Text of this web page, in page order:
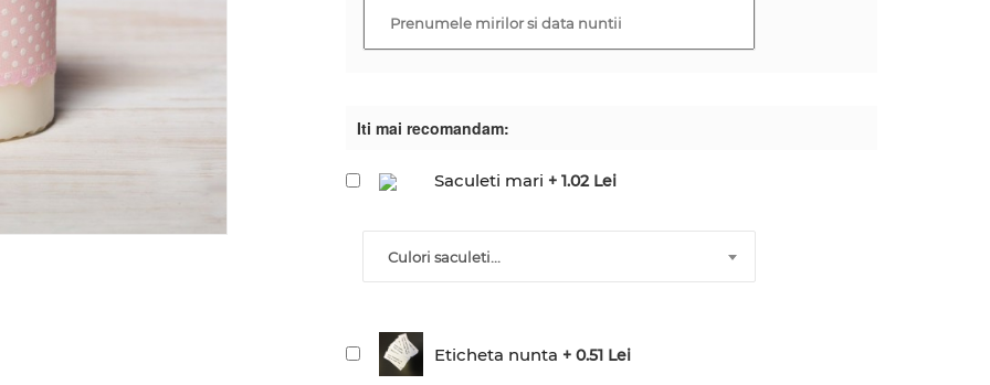
Iti mai recomandam:
Saculeti mari + 1.02 Lei
Culori saculeti...
Eticheta nunta + 0.51 Lei